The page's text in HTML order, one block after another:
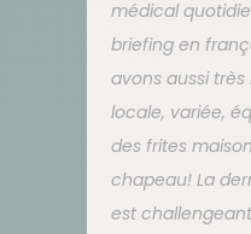
médical
briefing en
avons aussi
locale, variée,
des frites
chapeau! La
est